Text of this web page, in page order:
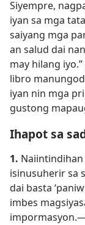
Siyempre,
iyan sa mga
saiyang mga
an salud dai
may hilang iyo.”
libro
iyan nin mga
gustong
Ihapot sa
1.
isinusuherir sa
dai basta
imbes